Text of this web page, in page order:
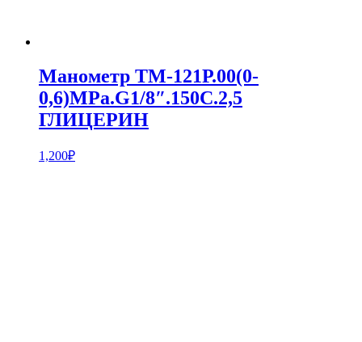
Манометр ТМ-121Р.00(0-
0,6)MPa.G1/8″.150С.2,5
ГЛИЦЕРИН
1,200₽